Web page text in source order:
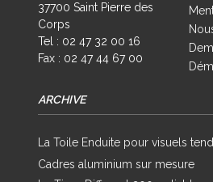
37700 Saint Pierre des
Corps
Tel : 02 47 32 00 16
Fax : 02 47 44 67 00
ARCHIVE
La Toile Enduite pour visuels
Cadres aluminium sur mesure